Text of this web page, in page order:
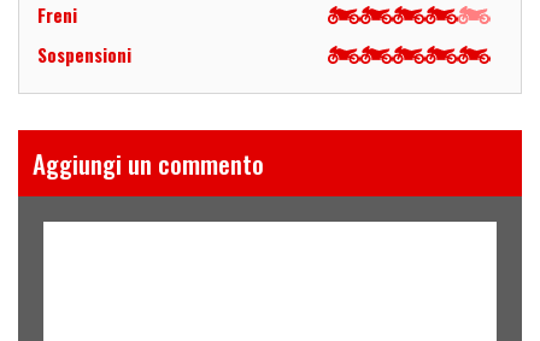
Freni
Sospensioni
Aggiungi un commento